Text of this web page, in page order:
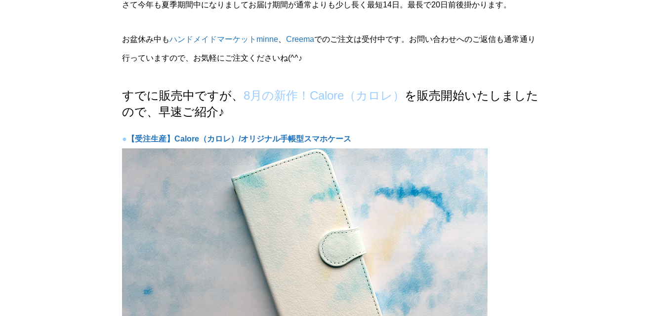
さて今年も夏季期間中になりましてお届け期間が通常よりも少し長く最短14日。最長で20日前後掛かります。
お盆休み中もハンドメイドマーケットminne Creemaでのご注文は受付中です。お問い合わせへのご返信も通常通り
行っていますので、お気軽にご注文くださいね(^^♪
すでに販売中ですが、 8月の新作！Calore（カロレ） を販売開始いたしました
ので、早速ご紹介♪
● 【受注生産】Calore（カロレ）/オリジナル手帳型スマホケース